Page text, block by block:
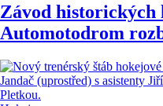
Závod historických
Automotodrom